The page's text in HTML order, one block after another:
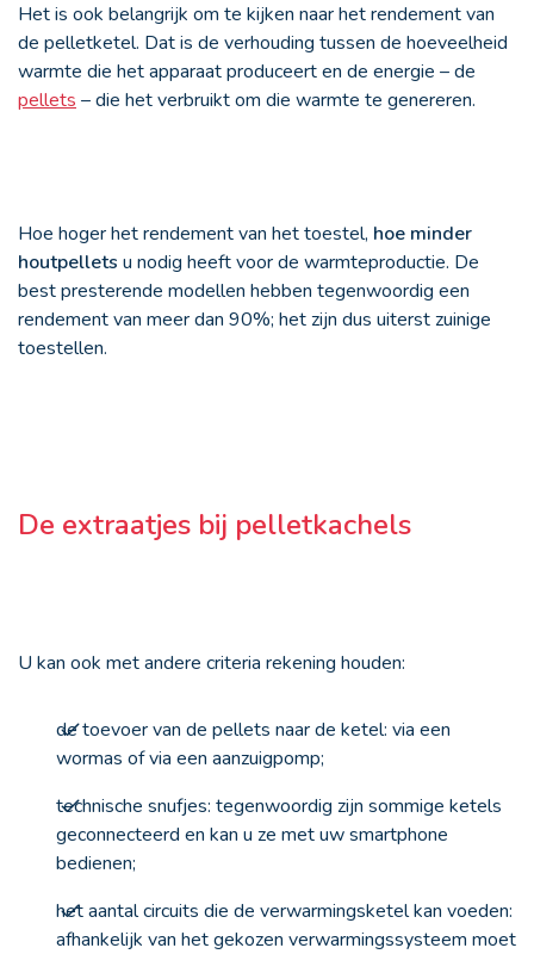
Het is ook belangrijk om te kijken naar het rendement van
de pelletketel. Dat is de verhouding tussen de hoeveelheid
warmte die het apparaat produceert en de energie – de
pellets – die het verbruikt om die warmte te genereren.
Hoe hoger het rendement van het toestel, hoe minder
houtpellets u nodig heeft voor de warmteproductie. De
best presterende modellen hebben tegenwoordig een
rendement van meer dan 90%; het zijn dus uiterst zuinige
toestellen.
De extraatjes bij pelletkachels
U kan ook met andere criteria rekening houden:
de toevoer van de pellets naar de ketel: via een
wormas of via een aanzuigpomp;
technische snufjes: tegenwoordig zijn sommige ketels
geconnecteerd en kan u ze met uw smartphone
bedienen;
het aantal circuits die de verwarmingsketel kan voeden:
afhankelijk van het gekozen verwarmingssysteem moet